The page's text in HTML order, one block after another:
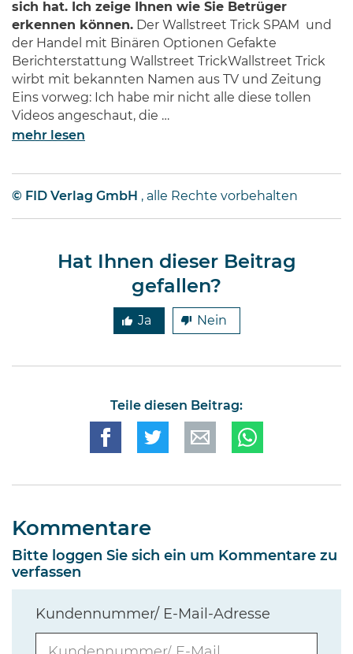
sich hat. Ich zeige Ihnen wie Sie Betrüger
erkennen können. Der Wallstreet Trick SPAM und
der Handel mit Binären Optionen Gefakte
Berichterstattung Wallstreet TrickWallstreet Trick
wirbt mit bekannten Namen aus TV und Zeitung
Eins vorweg: Ich habe mir nicht alle diese tollen
Videos angeschaut, die …
mehr lesen
© FID Verlag GmbH , alle Rechte vorbehalten
Hat Ihnen dieser Beitrag
gefallen?
Ja Nein
Teile diesen Beitrag:
Kommentare
Bitte loggen Sie sich ein um Kommentare zu
verfassen
Kundennummer/ E-Mail-Adresse